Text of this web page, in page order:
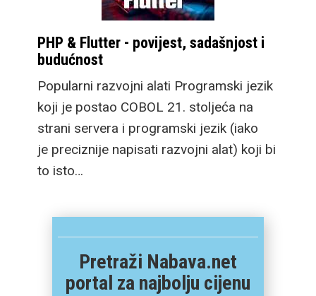
PHP & Flutter - povijest, sadašnjost i
budućnost
Popularni razvojni alati Programski jezik
koji je postao COBOL 21. stoljeća na
strani servera i programski jezik (iako
je preciznije napisati razvojni alat) koji bi
to isto…
Pretraži Nabava.net
portal za najbolju cijenu